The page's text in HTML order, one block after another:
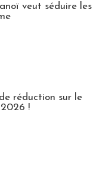
veut séduire les
réduction sur le
!